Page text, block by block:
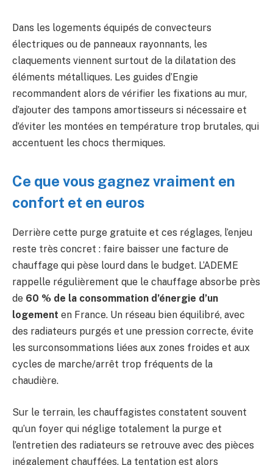
Dans les logements équipés de convecteurs
électriques ou de panneaux rayonnants, les
claquements viennent surtout de la dilatation des
éléments métalliques. Les guides d’Engie
recommandent alors de vérifier les fixations au mur,
d’ajouter des tampons amortisseurs si nécessaire et
d’éviter les montées en température trop brutales, qui
accentuent les chocs thermiques.
Ce que vous gagnez vraiment en
confort et en euros
Derrière cette purge gratuite et ces réglages, l’enjeu
reste très concret : faire baisser une facture de
chauffage qui pèse lourd dans le budget. L’ADEME
rappelle régulièrement que le chauffage absorbe près
de 60 % de la consommation d’énergie d’un
logement en France. Un réseau bien équilibré, avec
des radiateurs purgés et une pression correcte, évite
les surconsommations liées aux zones froides et aux
cycles de marche/arrêt trop fréquents de la
chaudière.
Sur le terrain, les chauffagistes constatent souvent
qu’un foyer qui néglige totalement la purge et
l’entretien des radiateurs se retrouve avec des pièces
inégalement chauffées. La tentation est alors